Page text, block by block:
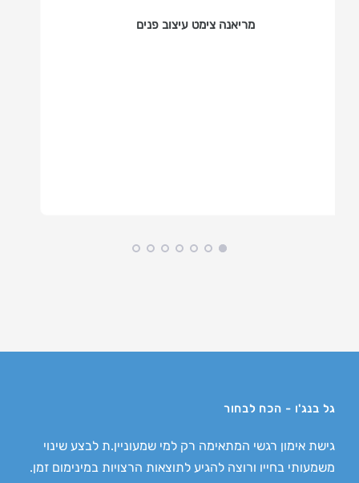
מריאנה צימט עיצוב פנים
גל בנג'ו - הכח לבחור
גישת אימון רגשי המתאימה רק למי שמעוניין.ת לבצע שינוי
משמעותי בחייו ורוצה להגיע לתוצאות הרצויות במינימום זמן.